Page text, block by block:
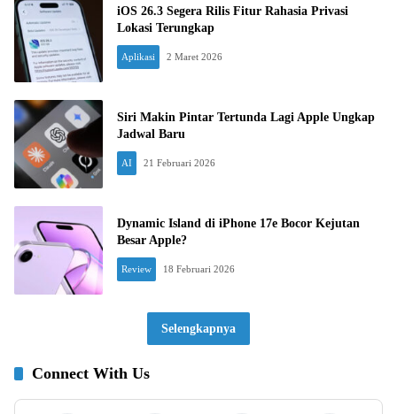
iOS 26.3 Segera Rilis Fitur Rahasia Privasi
Lokasi Terungkap
Aplikasi 2 Maret 2026
Siri Makin Pintar Tertunda Lagi Apple Ungkap
Jadwal Baru
AI 21 Februari 2026
Dynamic Island di iPhone 17e Bocor Kejutan
Besar Apple?
Review 18 Februari 2026
Selengkapnya
Connect With Us